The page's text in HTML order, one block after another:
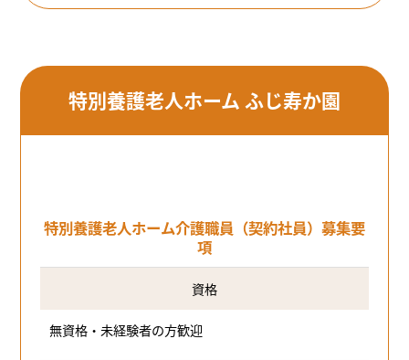
特別養護老人ホーム ふじ寿か園
特別養護老人ホーム介護職員（契約社員）募集要
項
資格
無資格・未経験者の方歓迎